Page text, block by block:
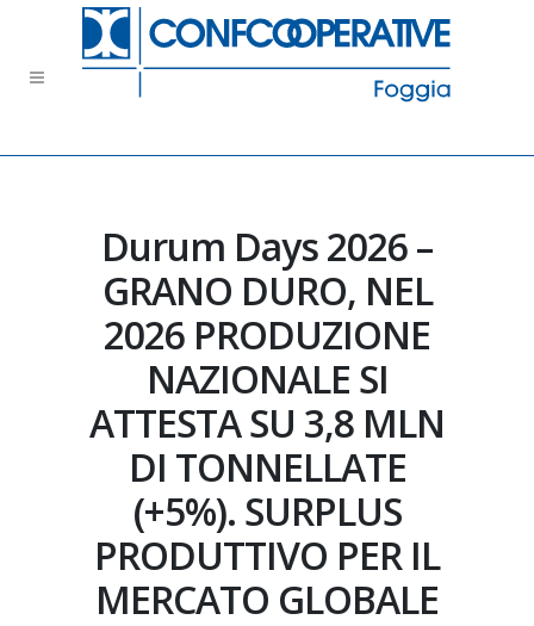
Durum Days 2026 –
GRANO DURO, NEL
2026 PRODUZIONE
NAZIONALE SI
ATTESTA SU 3,8 MLN
DI TONNELLATE
(+5%). SURPLUS
PRODUTTIVO PER IL
MERCATO GLOBALE